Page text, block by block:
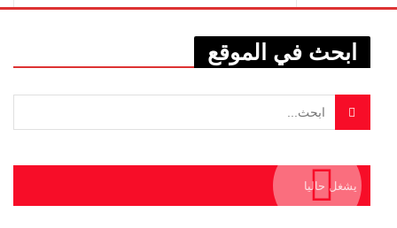
ابحث في الموقع
يشغل حاليا